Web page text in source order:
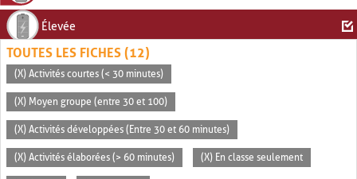
Élevée
TOUTES LES FICHES (12)
(X) Activités courtes (< 30 minutes)
(X) Moyen groupe (entre 30 et 100)
(X) Activités développées (Entre 30 et 60 minutes)
(X) Activités élaborées (> 60 minutes) (X) En classe seulement